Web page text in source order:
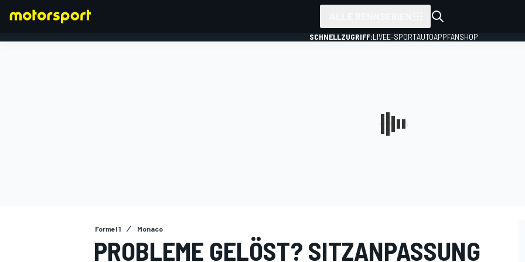
SCHNELLZUGRIFF:LIVEE-SPORTAUTOAPPFANSHOP
Formel 1 Monaco
PROBLEME GELÖST? SITZANPASSUNG